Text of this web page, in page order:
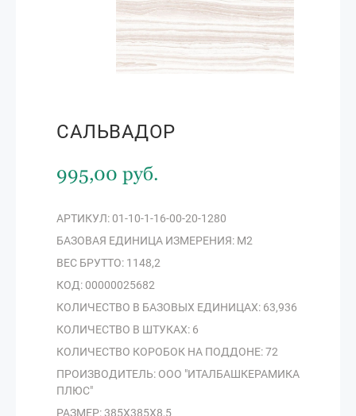
САЛЬВАДОР
995,00 руб.
АРТИКУЛ: 01-10-1-16-00-20-1280
БАЗОВАЯ ЕДИНИЦА ИЗМЕРЕНИЯ: М2
ВЕС БРУТТО: 1148,2
КОД: 00000025682
КОЛИЧЕСТВО В БАЗОВЫХ ЕДИНИЦАХ: 63,936
КОЛИЧЕСТВО В ШТУКАХ: 6
КОЛИЧЕСТВО КОРОБОК НА ПОДДОНЕ: 72
ПРОИЗВОДИТЕЛЬ: ООО "ИТАЛБАШКЕРАМИКА
ПЛЮС"
РАЗМЕР: 385Х385Х8,5